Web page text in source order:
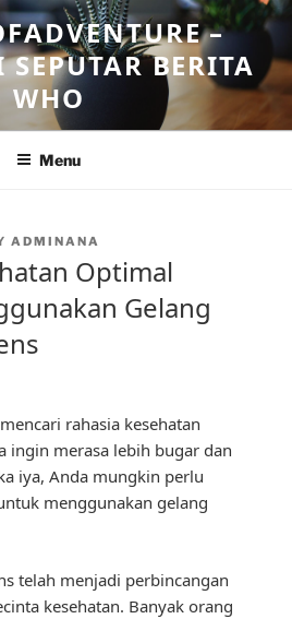
–
BERITA
WHO
Menu
ADMINANA
Optimal
Gelang
rahasia kesehatan
ingin merasa lebih bugar dan
iya, Anda mungkin perlu
menggunakan gelang
telah menjadi perbincangan
kesehatan. Banyak orang